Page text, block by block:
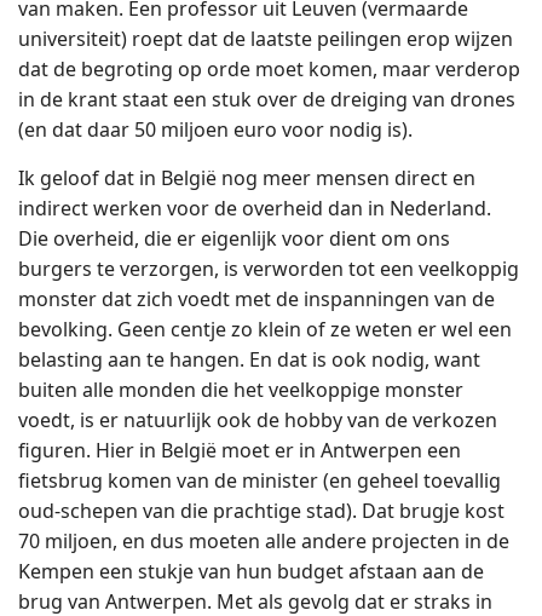
van maken. Een professor uit Leuven (vermaarde
universiteit) roept dat de laatste peilingen erop wijzen
dat de begroting op orde moet komen, maar verderop
in de krant staat een stuk over de dreiging van drones
(en dat daar 50 miljoen euro voor nodig is).
Ik geloof dat in België nog meer mensen direct en
indirect werken voor de overheid dan in Nederland.
Die overheid, die er eigenlijk voor dient om ons
burgers te verzorgen, is verworden tot een veelkoppig
monster dat zich voedt met de inspanningen van de
bevolking. Geen centje zo klein of ze weten er wel een
belasting aan te hangen. En dat is ook nodig, want
buiten alle monden die het veelkoppige monster
voedt, is er natuurlijk ook de hobby van de verkozen
figuren. Hier in België moet er in Antwerpen een
fietsbrug komen van de minister (en geheel toevallig
oud-schepen van die prachtige stad). Dat brugje kost
70 miljoen, en dus moeten alle andere projecten in de
Kempen een stukje van hun budget afstaan aan de
brug van Antwerpen. Met als gevolg dat er straks in